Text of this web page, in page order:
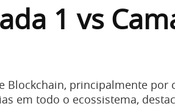
1 vs
Blockchain, principalmente por
em todo o ecossistema,